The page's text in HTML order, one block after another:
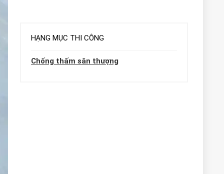
HẠNG MỤC THI CÔNG
Chống thấm sân thượng